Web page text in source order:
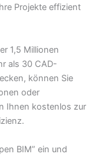
Projekte effizient
1,5 Millionen
als 30 CAD-
können Sie
oder
Ihnen kostenlos zur
BIM” ein und